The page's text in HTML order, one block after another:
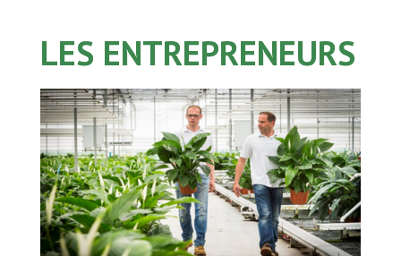
LES ENTREPRENEURS